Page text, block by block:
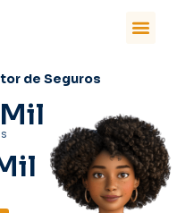
de Seguros
Mil